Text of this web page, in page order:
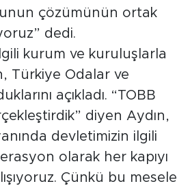
çözümünün ortak
dedi.
kurum ve kuruluşlarla
Türkiye Odalar ve
açıkladı. “TOBB
diyen Aydın,
devletimizin ilgili
olarak her kapıyı
Çünkü bu mesele